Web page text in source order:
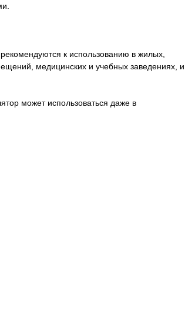
к использованию в жилых,
медицинских и учебных заведениях, и
может использоваться даже в